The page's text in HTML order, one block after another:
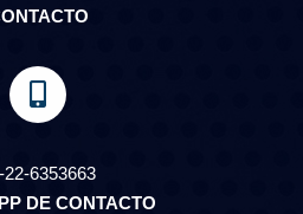
22-6353663
DE CONTACTO